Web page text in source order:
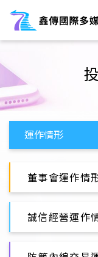
董事會運作情
誠信經營運作